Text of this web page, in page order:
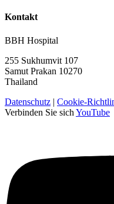
Kontakt
BBH Hospital
255 Sukhumvit 107
Samut Prakan 10270
Thailand
Datenschutz | Cookie-
Verbinden Sie sich YouTube